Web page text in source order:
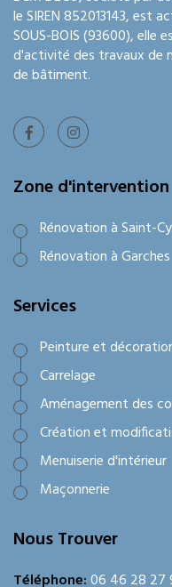
le SIREN 852013143, est
SOUS-BOIS (93600), elle
d'activité des travaux de
de bâtiment.
Zone d'intervention
Rénovation à Saint-
Rénovation à Garches
Services
Peinture et
Carrelage
Aménagement des
Création et
Menuiserie d'intérieur
Maçonnerie
Nous Trouver
Téléphone:06 46 28 27